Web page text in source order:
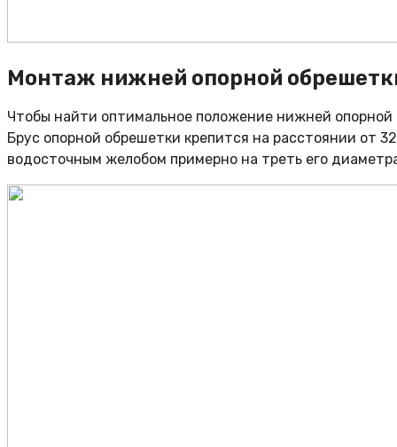
Монтаж нижней опорной
Чтобы найти оптимальное положение нижней
Брус опорной обрешетки крепится на расстоянии от
водосточным желобом примерно на треть его